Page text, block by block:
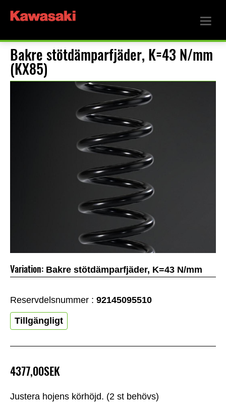
Bakre stötdämparfjäder, K=43 N/mm
(KX85)
Justera hojens körhöjd. (2 st behövs)
4377,00SEK
Variation: Bakre stötdämparfjäder, K=43 N/mm
Reservdelsnummer : 92145095510
Tillgängligt